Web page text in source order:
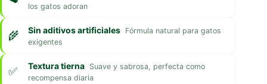
los gatos adoran
Sin aditivos artificiales Fórmula natural para gatos
exigentes
Textura tierna Suave y sabrosa, perfecta como
recompensa diaria